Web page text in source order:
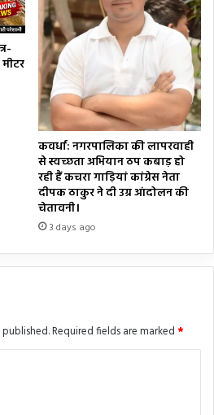
कवर्धा: नगरपालिका की लापरवाही
से स्वच्छता अभियान ठप कबाड़ हो
रही हैं कचरा गाड़ियां कांग्रेस नेता
दीपक ठाकुर ने दी उग्र आंदोलन की
चेतावनी।
3 days ago
Required fields are marked *